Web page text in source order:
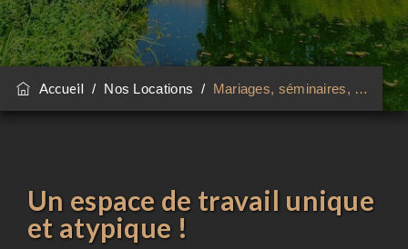
Accueil / Nos Locations / Mariages, séminaires, …
Un espace de travail unique
et atypique !